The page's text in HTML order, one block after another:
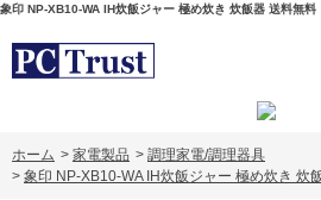
象印 NP-XB10-WA IH炊飯ジャー 極め炊き 炊飯器 送料無料
ホーム > 家電製品 > 調理家電/調理器具
> 象印 NP-XB10-WA IH炊飯ジャー 極め炊き 炊